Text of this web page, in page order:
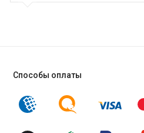
Способы оплаты